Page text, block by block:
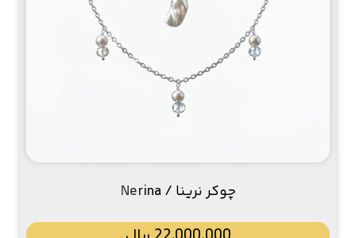
چوکر نرینا / Nerina